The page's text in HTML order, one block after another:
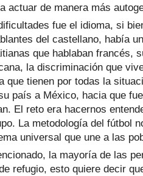
actuar de manera más
fue el idioma, si
del castellano, había
que hablaban francés,
la discriminación que
que tienen por todas la
país a México, hacia que
El reto era hacernos
La metodología del fútbol
universal que une a las
la mayoría de las
refugio, esto quiere decir